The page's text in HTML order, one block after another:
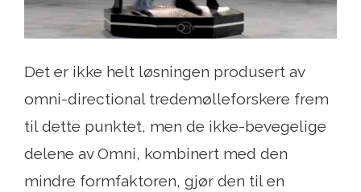
Det er ikke helt løsningen produsert av
omni-directional tredemølleforskere frem
til dette punktet, men de ikke-bevegelige
delene av Omni, kombinert med den
mindre formfaktoren, gjør den til en